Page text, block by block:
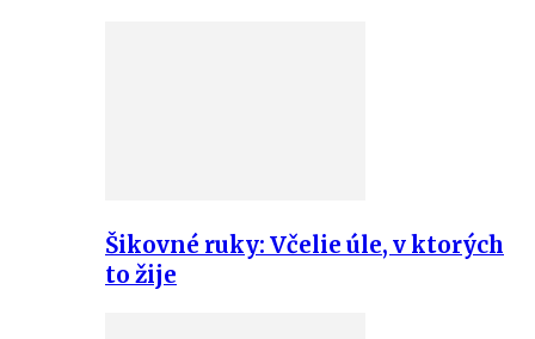
Šikovné ruky: Včelie úle, v ktorých
to žije